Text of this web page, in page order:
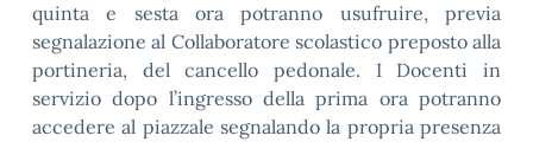
quinta e sesta ora potranno usufruire, previa
segnalazione al Collaboratore scolastico preposto alla
portineria, del cancello pedonale. I Docenti in
servizio dopo l’ingresso della prima ora potranno
accedere al piazzale segnalando la propria presenza